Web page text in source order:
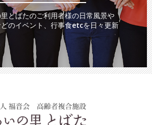
とばたのご利用者様の日常風景や
のイベント、行事食etcを日々更新